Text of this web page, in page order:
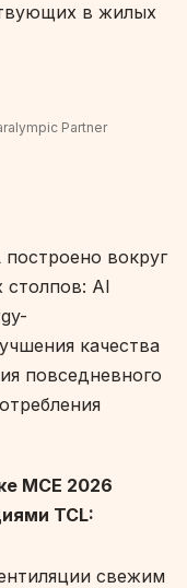
в жилых
Partner
вокруг
столпов: AI
качества
повседневного
MCE 2026
TCL:
свежим